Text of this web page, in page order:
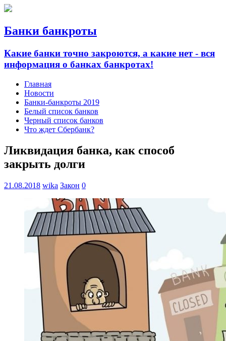
Банки банкроты
Какие банки точно закроются, а какие нет - вся
информация о банках банкротах!
Главная
Новости
Банки-банкроты 2019
Белый список банков
Черный список банков
Что ждет Сбербанк?
Ликвидация банка, как способ
закрыть долги
21.08.2018 wika Закон 0